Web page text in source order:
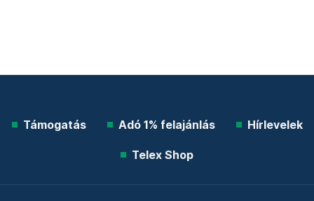
Támogatás Adó 1% felajánlás Hírlevelek
Telex Shop